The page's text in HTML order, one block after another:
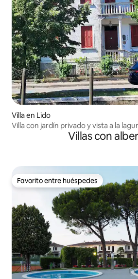
Villa en Lido
Villa con jardín privado y vista a la
Villas con
Favorito entre huéspedes
Favorito entre huéspedes